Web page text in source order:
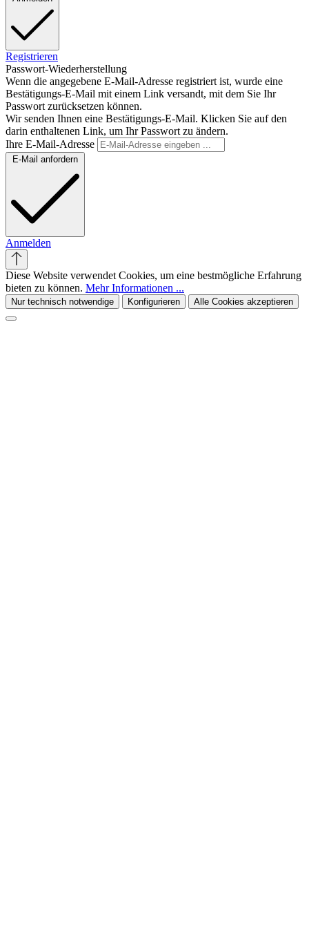
Registrieren
Passwort-Wiederherstellung
Wenn die angegebene E-Mail-Adresse registriert ist, wurde eine
Bestätigungs-E-Mail mit einem Link versandt, mit dem Sie Ihr
Passwort zurücksetzen können.
Wir senden Ihnen eine Bestätigungs-E-Mail. Klicken Sie auf den
darin enthaltenen Link, um Ihr Passwort zu ändern.
Ihre E-Mail-Adresse
E-Mail anfordern
Anmelden
Diese Website verwendet Cookies, um eine bestmögliche Erfahrung
bieten zu können. Mehr Informationen ...
Nur technisch notwendige Konfigurieren Alle Cookies akzeptieren